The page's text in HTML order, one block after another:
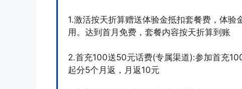
1.激活按天折算赠送体验金抵扣套餐费，体
用。达到首月免费，套餐内容按天折算到账
2.首充100送50元话费(专属渠道):参加首充
起分5个月返，月返10元